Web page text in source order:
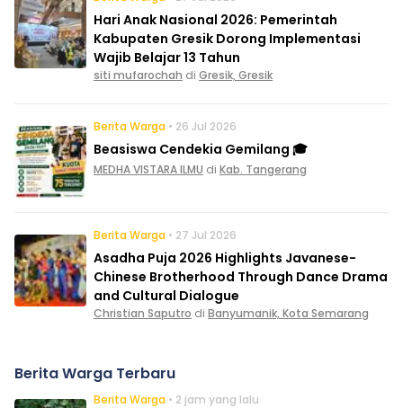
Hari Anak Nasional 2026: Pemerintah
Kabupaten Gresik Dorong Implementasi
Wajib Belajar 13 Tahun
siti mufarochah di Gresik, Gresik
Berita Warga • 26 Jul 2026
Beasiswa Cendekia Gemilang 🎓
MEDHA VISTARA ILMU di Kab. Tangerang
Berita Warga • 27 Jul 2026
Asadha Puja 2026 Highlights Javanese-
Chinese Brotherhood Through Dance Drama
and Cultural Dialogue
Christian Saputro di Banyumanik, Kota Semarang
Berita Warga Terbaru
Berita Warga • 2 jam yang lalu